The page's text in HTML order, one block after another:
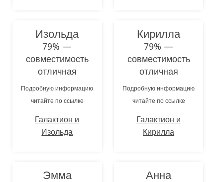
Изольда
79% —
совместимость
отличная
Подробную информацию
читайте по ссылке
Галактион и
Изольда
Кирилла
79% —
совместимость
отличная
Подробную информацию
читайте по ссылке
Галактион и
Кирилла
Эмма Анна